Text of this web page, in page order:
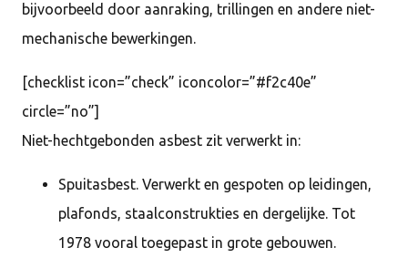
bijvoorbeeld door aanraking, trillingen en andere niet-
mechanische bewerkingen.
[checklist icon=”check” iconcolor=”#f2c40e”
circle=”no”]
Niet-hechtgebonden asbest zit verwerkt in:
Spuitasbest. Verwerkt en gespoten op leidingen,
plafonds, staalconstrukties en dergelijke. Tot
1978 vooral toegepast in grote gebouwen.